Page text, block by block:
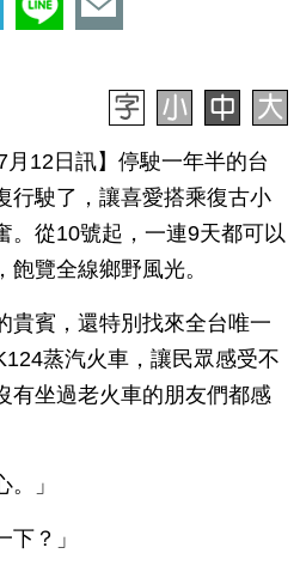
月12日訊】停駛一年半的台
行駛了，讓喜愛搭乘復古小
。從10號起，一連9天都可以
覽全線鄉野風光。
貴賓，還特別找來全台唯一
蒸汽火車，讓民眾感受不
有坐過老火車的朋友們都感
」
？」